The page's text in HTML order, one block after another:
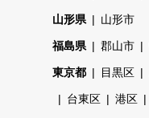
山形県 山形市
福島県 郡山市
東京都 目黒区
台東区 港区